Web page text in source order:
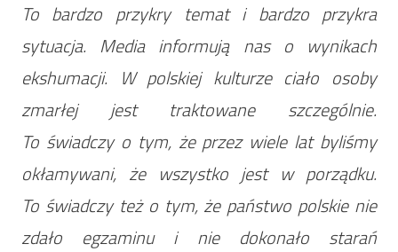
To bardzo przykry temat i bardzo przykra
sytuacja. Media informują nas o wynikach
ekshumacji. W polskiej kulturze ciało osoby
zmarłej jest traktowane szczególnie.
To świadczy o tym, że przez wiele lat byliśmy
okłamywani, że wszystko jest w porządku.
To świadczy też o tym, że państwo polskie nie
zdało egzaminu i nie dokonało starań